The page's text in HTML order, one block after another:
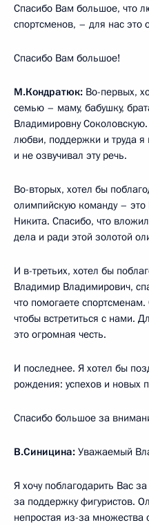
Спасибо Вам большое, что
спортсменов, – для нас это
Спасибо Вам большое!
М.Кондратюк: Во-первых,
семью – маму, бабушку,
Владимировну
любви, поддержки и труда я
и не озвучивал эту речь.
Во-вторых, хотел бы
олимпийскую команду –
Никита. Спасибо, что
дела и ради этой золотой
И в-третьих, хотел бы
Владимир Владимирович,
что помогаете
чтобы встретиться с нами.
это огромная честь.
И последнее. Я хотел бы
рождения: успехов и новых
Спасибо большое за
В.Синицина: Уважаемый
Я хочу поблагодарить Вас
за поддержку фигуристов.
непростая из-за множества